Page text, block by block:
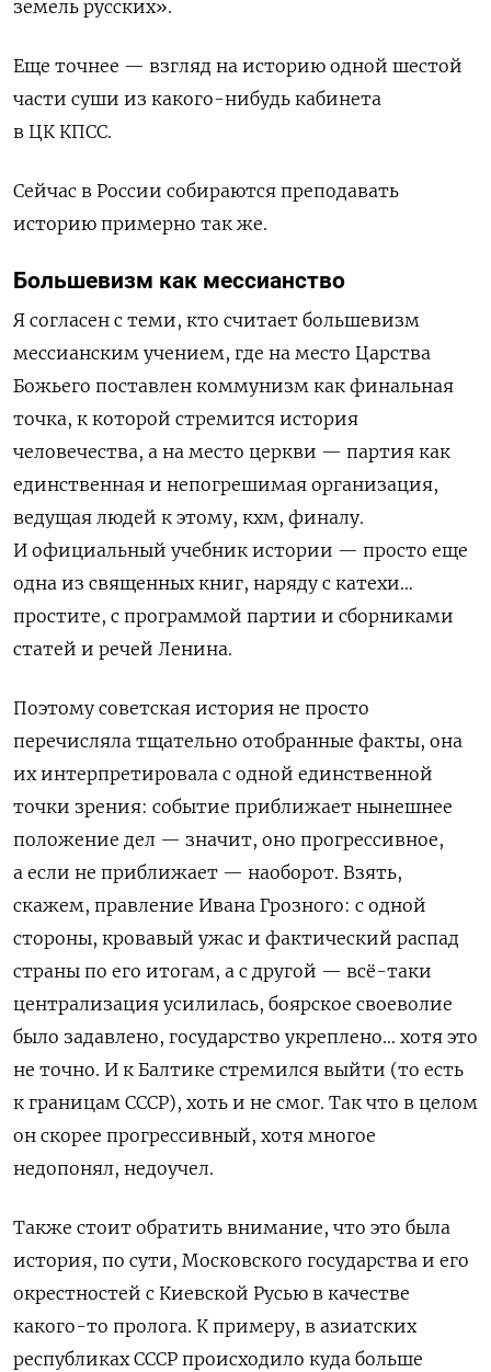
земель русских».
Еще точнее — взгляд на историю одной шестой
части суши из какого-нибудь кабинета
в ЦК КПСС.
Сейчас в России собираются преподавать
историю примерно так же.
Большевизм как мессианство
Я согласен с теми, кто считает большевизм
мессианским учением, где на место Царства
Божьего поставлен коммунизм как финальная
точка, к которой стремится история
человечества, а на место церкви — партия как
единственная и непогрешимая организация,
ведущая людей к этому, кхм, финалу.
И официальный учебник истории — просто еще
одна из священных книг, наряду с катехи…
простите, с программой партии и сборниками
статей и речей Ленина.
Поэтому советская история не просто
перечисляла тщательно отобранные факты, она
их интерпретировала с одной единственной
точки зрения: событие приближает нынешнее
положение дел — значит, оно прогрессивное,
а если не приближает — наоборот. Взять,
скажем, правление Ивана Грозного: с одной
стороны, кровавый ужас и фактический распад
страны по его итогам, а с другой — всё-таки
централизация усилилась, боярское своеволие
было задавлено, государство укреплено… хотя это
не точно. И к Балтике стремился выйти (то есть
к границам СССР), хоть и не смог. Так что в целом
он скорее прогрессивный, хотя многое
недопонял, недоучел.
Также стоит обратить внимание, что это была
история, по сути, Московского государства и его
окрестностей с Киевской Русью в качестве
какого-то пролога. К примеру, в азиатских
республиках СССР происходило куда больше